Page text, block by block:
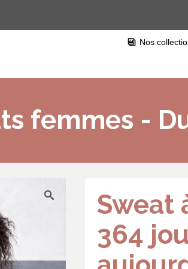
Nos
femmes -
Sweat
364